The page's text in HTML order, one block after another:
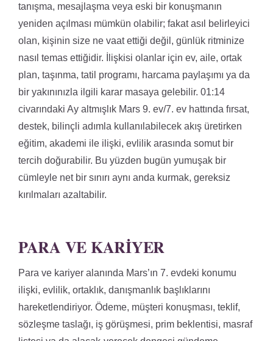
tanışma, mesajlaşma veya eski bir konuşmanın
yeniden açılması mümkün olabilir; fakat asıl belirleyici
olan, kişinin size ne vaat ettiği değil, günlük ritminize
nasıl temas ettiğidir. İlişkisi olanlar için ev, aile, ortak
plan, taşınma, tatil programı, harcama paylaşımı ya da
bir yakınınızla ilgili karar masaya gelebilir. 01:14
civarındaki Ay altmışlık Mars 9. ev/7. ev hattında fırsat,
destek, bilinçli adımla kullanılabilecek akış üretirken
eğitim, akademi ile ilişki, evlilik arasında somut bir
tercih doğurabilir. Bu yüzden bugün yumuşak bir
cümleyle net bir sınırı aynı anda kurmak, gereksiz
kırılmaları azaltabilir.
PARA VE KARIYER
Para ve kariyer alanında Mars’ın 7. evdeki konumu
ilişki, evlilik, ortaklık, danışmanlık başlıklarını
hareketlendiriyor. Ödeme, müşteri konuşması, teklif,
sözleşme taslağı, iş görüşmesi, prim beklentisi, masraf